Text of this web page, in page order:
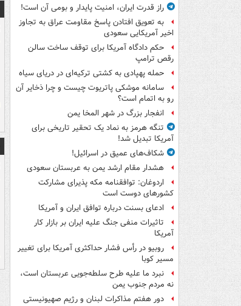
راز قدرت ایران، امنیت پایدار و بومی آن است!
به تعویق افتادن پاسخ مقاومت عراق به تجاوز
اخیر آمریکایی سعودی
حکم دادگاه آمریکا برای توقف ساخت سالن
رقص ترامپ
حمله پهپادی به کشتی ترکیه‌ای در دریای سیاه
سامانه موشکی پاتریوت چیست و چرا ذخایر آن
رو به اتمام است؟
انفجار بزرگ در شهر المخا یمن
تنگه هرمز به نماد یک تحقیر تاریخی برای
آمریکا تبدیل شد!
شکاف‌های عمیق در اسرائیل!
هشدار مقام ارشد یمن به عربستان سعودی
اردوغان: توافقنامه مکه پذیرای مشارکت
کشورهای دوست است
ادعای بسنت درباره توافق ایران و آمریکا
تاثیرات منفی جنگ علیه ایران بر بازار کار
آمریکا
روبیو در رأس فشار حداکثری آمریکا برای تغییر
مسیر کوبا
نبرد ما علیه طرح سلطه‌جویی عربستان است،
نه مردم جنوب یمن
دور هفتم مذاکرات لبنان و رژیم صهیونیستی